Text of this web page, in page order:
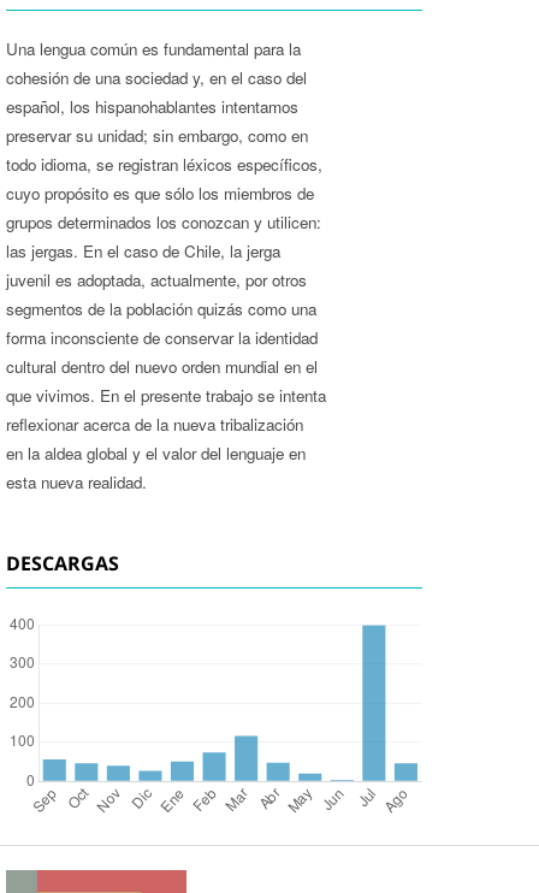
Una lengua común es fundamental para la
cohesión de una sociedad y, en el caso del
español, los hispanohablantes intentamos
preservar su unidad; sin embargo, como en
todo idioma, se registran léxicos específicos,
cuyo propósito es que sólo los miembros de
grupos determinados los conozcan y utilicen:
las jergas. En el caso de Chile, la jerga
juvenil es adoptada, actualmente, por otros
segmentos de la población quizás como una
forma inconsciente de conservar la identidad
cultural dentro del nuevo orden mundial en el
que vivimos. En el presente trabajo se intenta
reflexionar acerca de la nueva tribalización
en la aldea global y el valor del lenguaje en
esta nueva realidad.
DESCARGAS